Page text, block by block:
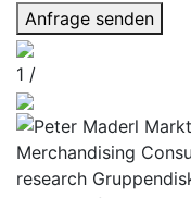
Anfrage senden
1 /